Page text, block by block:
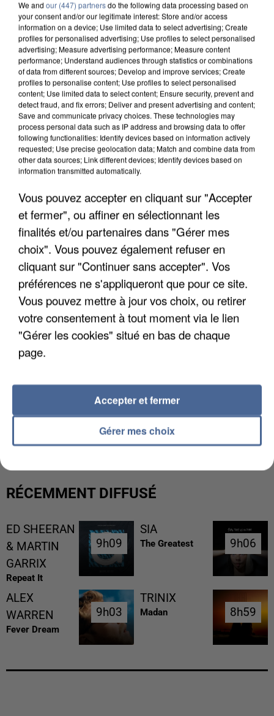
APRÈS TOUTES CES CANICULES, LES REFUGES
DE FAUNE SAUVAGE SONT...
L’UN DES FONDATEURS SUPPOSÉS DE LA DZ
MAFIA INTERPELLÉ EN ALGÉRIE
RÉCEMMENT DIFFUSÉ
ED SHEERAN
& MARTIN
GARRIX
Repeat It
9h09
9h09
SIA
The Greatest 9h06
9h06
ALEX
WARREN
Fever Dream
9h03
9h03
TRINIX
Madan 8h59
8h59
We and our (447) partnersdo the following data processing based on
your consent and/or our legitimate interest: Store and/or access
information on a device; Use limited data to select advertising; Create
profiles for personalised advertising; Use profiles to select personalised
advertising; Measure advertising performance; Measure content
performance; Understand audiences through statistics or combinations
of data from different sources; Develop and improve services; Create
profiles to personalise content; Use profiles to select personalised
content; Use limited data to select content; Ensure security, prevent and
detect fraud, and fix errors; Deliver and present advertising and content;
Save and communicate privacy choices. These technologies may
process personal data such as IP address and browsing data to offer
following functionalities: Identify devices based on information actively
requested; Use precise geolocation data; Match and combine data from
other data sources; Link different devices; Identify devices based on
information transmitted automatically.
Vous pouvez accepter en cliquant sur "Accepter
et fermer", ou affiner en sélectionnant les
finalités et/ou partenaires dans "Gérer mes
choix". Vous pouvez également refuser en
cliquant sur "Continuer sans accepter". Vos
préférences ne s'appliqueront que pour ce site.
Vous pouvez mettre à jour vos choix, ou retirer
votre consentement à tout moment via le lien
"Gérer les cookies" situé en bas de chaque
page.
Gérer mes choix
Accepter et fermer